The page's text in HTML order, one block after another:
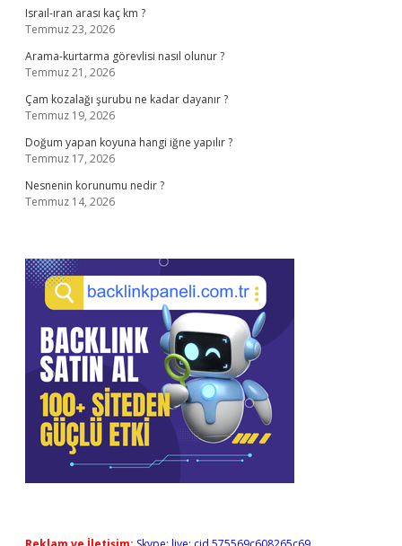
Israıl-ıran arası kaç km ?
Temmuz 23, 2026
Arama-kurtarma görevlisi nasıl olunur ?
Temmuz 21, 2026
Çam kozalağı şurubu ne kadar dayanır ?
Temmuz 19, 2026
Doğum yapan koyuna hangi iğne yapılır ?
Temmuz 17, 2026
Nesnenin korunumu nedir ?
Temmuz 14, 2026